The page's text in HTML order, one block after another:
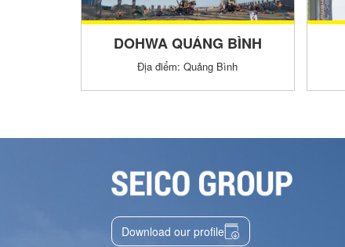
DOHWA QUẢNG BÌNH
Địa điểm: Quảng Bình
Download our profile